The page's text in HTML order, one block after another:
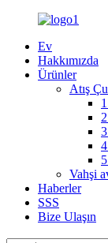
Ev
Hakkımızda
Ürünler
Atış
Vahşi
Haberler
SSS
Bize Ulaşın